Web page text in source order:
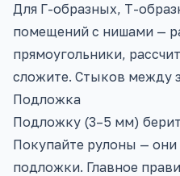
Для Г-образных, Т-
помещений с нишами —
прямоугольники,
сложите. Стыков между
Подложка
Подложку (3–5 мм)
Покупайте рулоны —
подложки. Главное